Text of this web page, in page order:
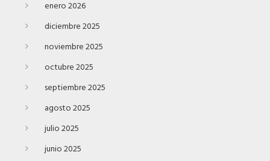
enero 2026
diciembre 2025
noviembre 2025
octubre 2025
septiembre 2025
agosto 2025
julio 2025
junio 2025